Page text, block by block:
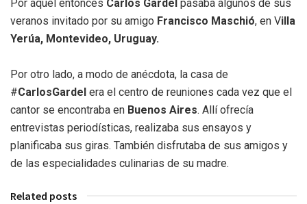
Por aquel entonces Carlos Gardel pasaba algunos de sus
veranos invitado por su amigo Francisco Maschió, en Villa
Yerúa, Montevideo, Uruguay.
Por otro lado, a modo de anécdota, la casa de
#CarlosGardel era el centro de reuniones cada vez que el
cantor se encontraba en Buenos Aires. Allí ofrecía
entrevistas periodísticas, realizaba sus ensayos y
planificaba sus giras. También disfrutaba de sus amigos y
de las especialidades culinarias de su madre.
Related posts